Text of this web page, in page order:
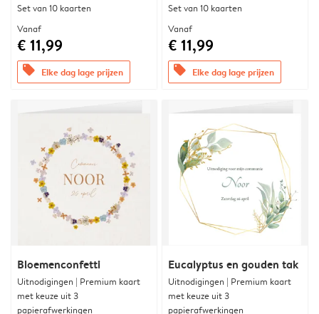
Set van 10 kaarten
Vanaf
€ 11,99
offers Elke dag lage prijzen
Set van 10 kaarten
Vanaf
€ 11,99
offers Elke dag lage prijzen
Bloemenconfetti
Uitnodigingen | Premium kaart
met keuze uit 3
papierafwerkingen
Eucalyptus en gouden tak
Uitnodigingen | Premium kaart
met keuze uit 3
papierafwerkingen